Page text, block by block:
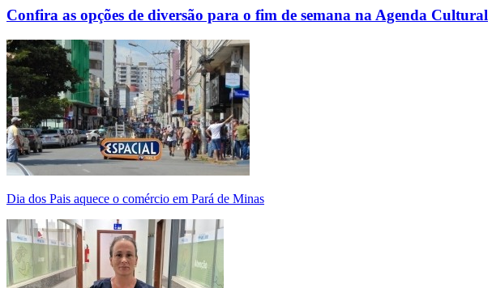
Confira as opções de diversão para o fim de semana na Agenda Cultural
Dia dos Pais aquece o comércio em Pará de Minas